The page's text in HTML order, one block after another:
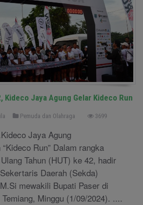
Kideco Jaya Agung Gelar Kideco Run
Pemuda dan Olahraga 3699
Jaya Agung
Run” Dalam rangka
Tahun (HUT) ke 42, hadir
Daerah (Sekda)
mewakili Bupati Paser di
Minggu (1/09/2024). ....